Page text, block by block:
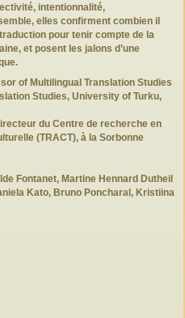
intentionnalité,
elles confirment combien il
pour tenir compte de la
et posent les jalons d’une
of Multilingual Translation Studies
Studies, University of Turku,
du Centre de recherche en
(TRACT), à la Sorbonne
Fontanet, Martine Hennard Dutheil
Kato, Bruno Poncharal, Kristiina